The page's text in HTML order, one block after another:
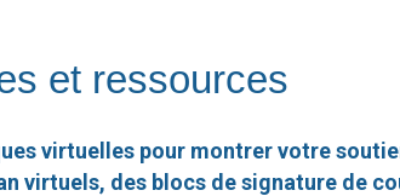
et ressources
virtuelles pour montrer votre
virtuels, des blocs de signature de